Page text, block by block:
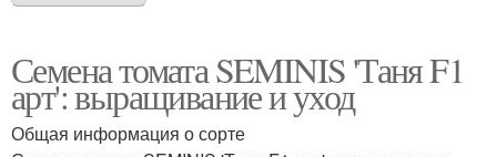
Семена томата SEMINIS 'Таня F1
арт': выращивание и уход
Общая информация о сорте